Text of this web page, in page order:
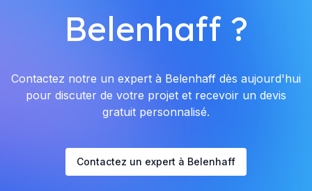
Belenhaff ?
Contactez notre un expert à Belenhaff dès aujourd'hui
pour discuter de votre projet et recevoir un devis
gratuit personnalisé.
Contactez un expert à Belenhaff